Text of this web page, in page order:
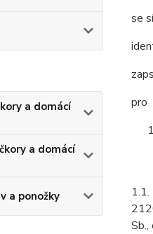
a domácí
a domácí
a ponožky
se
pro